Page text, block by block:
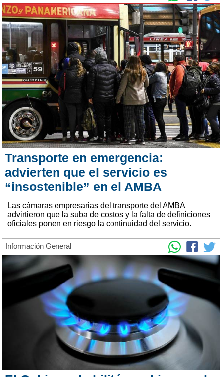
Transporte en emergencia:
advierten que el servicio es
“insostenible” en el AMBA
Las cámaras empresarias del transporte del AMBA
advirtieron que la suba de costos y la falta de definiciones
oficiales ponen en riesgo la continuidad del servicio.
Información General